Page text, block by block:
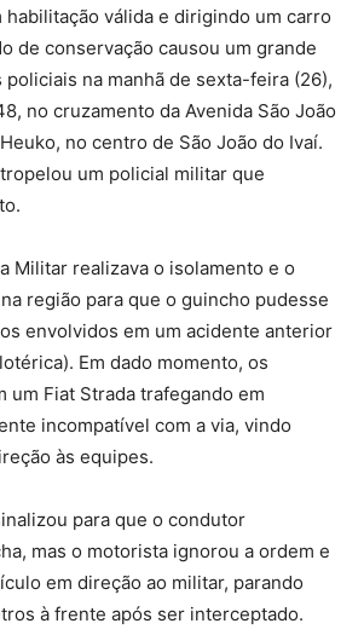
habilitação válida e dirigindo um carro
de conservação causou um grande
na manhã de sexta-feira (26),
no cruzamento da Avenida São João
no centro de São João do Ivaí.
um policial militar que
Militar realizava o isolamento e o
região para que o guincho pudesse
envolvidos em um acidente anterior
Em dado momento, os
um Fiat Strada trafegando em
incompatível com a via, vindo
às equipes.
para que o condutor
mas o motorista ignorou a ordem e
em direção ao militar, parando
à frente após ser interceptado.